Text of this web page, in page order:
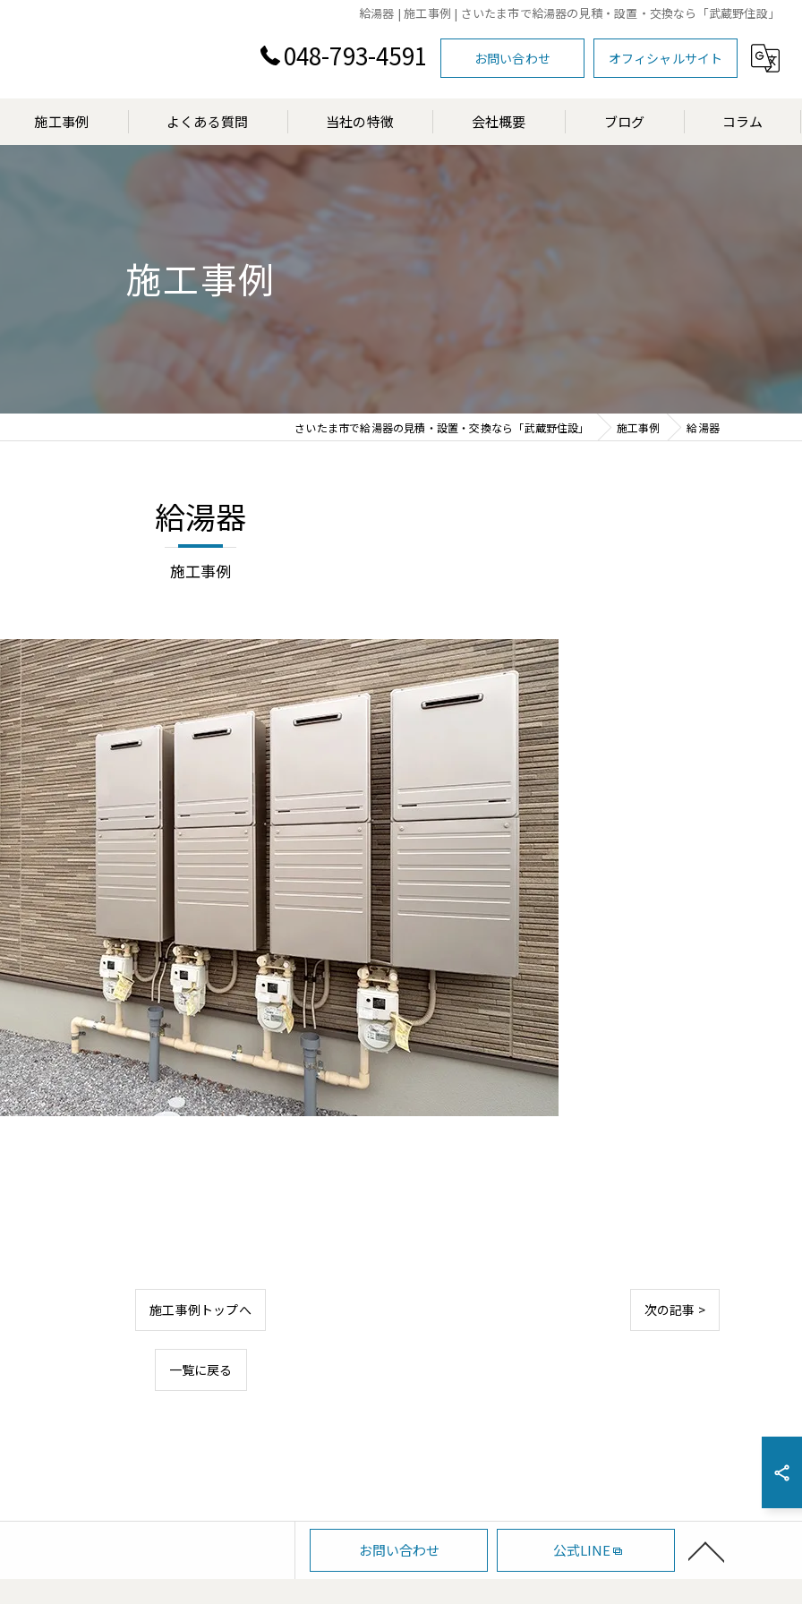
給湯器 | 施工事例 | さいたま市で給湯器の見積・設置・交換なら「武蔵野住設」
048-793-4591 お問い合わせ オフィシャルサイト
施工事例 よくある質問 当社の特徴
交換
マンション
見積り
会社概要 ブログ コラム
施工事例
さいたま市で給湯器の見積・設置・交換なら「武蔵野住設」 施工事例 給湯器
施工事例
給湯器
施工事例トップへ 次の記事 >
一覧に戻る
お問い合わせ 公式LINE